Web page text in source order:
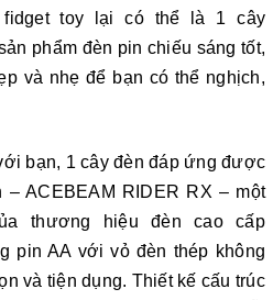
toy lại có thể là 1 cây
phẩm đèn pin chiếu sáng tốt,
và nhẹ để bạn có thể nghịch,
bạn, 1 cây đèn đáp ứng được
ACEBEAM RIDER RX – một
thương hiệu đèn cao cấp
pin AA với vỏ đèn thép không
và tiện dụng. Thiết kế cấu trúc